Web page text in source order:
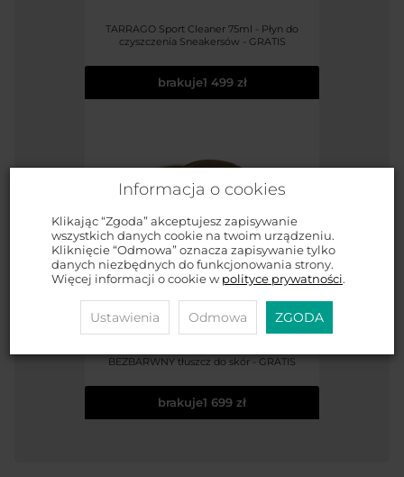
TARRAGO Sport Cleaner 75ml - Płyn do
czyszczenia Sneakersów - GRATIS
brakuje1 499 zł
BEZBARWNY tłuszcz do skór - GRATIS
brakuje1 699 zł
Informacja o cookies
Klikając “Zgoda” akceptujesz zapisywanie
wszystkich danych cookie na twoim urządzeniu.
Kliknięcie “Odmowa” oznacza zapisywanie tylko
danych niezbędnych do funkcjonowania strony.
Więcej informacji o cookie w polityce prywatności.
Ustawienia Odmowa ZGODA